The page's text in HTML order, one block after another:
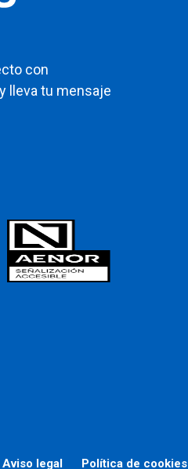
con
lleva tu mensaje
Aviso legal Política de cookies